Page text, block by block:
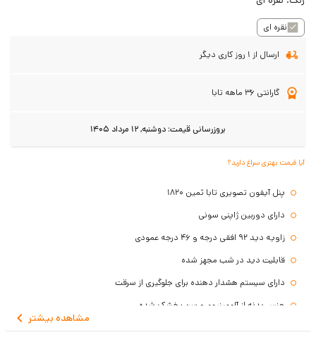
نقره ای
ارسال از 1 روز کاری دیگر
گارانتی 36 ماهه تابا
بروزرسانی قیمت: دوشنبه, 12 مرداد 1405
آیا قیمت بهتری سراغ دارید؟
پنل آیفون تصویری تابا ثمین 1820
دارای دوربین ژاپنی سونی
زاویه دید 92 افقی درجه و 46 درجه عمودی
قابلیت دید در شب مجهز شده
دارای سیستم هشدار دهنده برای جلوگیری از سرقت
جنس بدنه از آلومینیوم و سرب خشک شده
مشاهده بیشتر